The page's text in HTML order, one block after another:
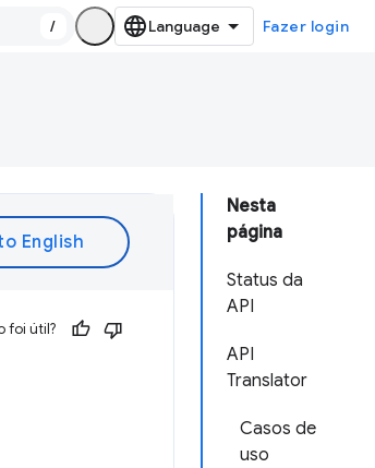
/ Fazer login
Nesta
página
Status da
API
API
Translator
Casos de
uso
foi útil?